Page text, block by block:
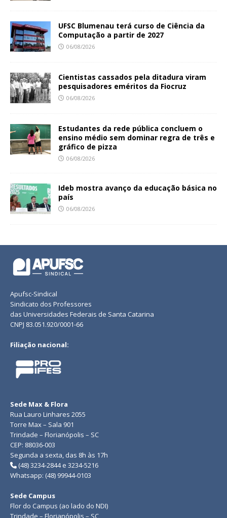
UFSC Blumenau terá curso de Ciência da
Computação a partir de 2027
06/08/2026
Cientistas cassados pela ditadura viram
pesquisadores eméritos da Fiocruz
06/08/2026
Estudantes da rede pública concluem o
ensino médio sem dominar regra de três e
gráfico de pizza
06/08/2026
Ideb mostra avanço da educação básica no
país
06/08/2026
Apufsc-Sindical
Sindicato dos Professores
das Universidades Federais de Santa Catarina
CNPJ 83.051.920/0001-66
Filiação nacional:
Sede Max & Flora
Rua Lauro Linhares 2055
Torre Max – Sala 901
Trindade – Florianópolis – SC
CEP: 88036-003
Segunda a sexta, das 8h às 17h
(48) 3234-2844 e 3234-5216
Whatsapp: (48) 99944-0103
Sede Campus
Flor do Campus (ao lado do NDI)
Trindade – Florianópolis – SC